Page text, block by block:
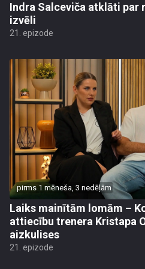
Indra Salceviča atklāti par
izvēli
21. epizode
pirms 1 mēneša, 3 nedēļām
Laiks mainītām lomām –
attiecību trenera Kristapa
aizkulises
21. epizode